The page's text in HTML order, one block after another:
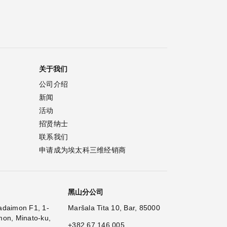
关于我们
公司介绍
新闻
活动
招贤纳士
联系我们
申请成为埃太科三维经销商
F1, 1-
Minato-ku,
黑山分公司
Maršala Tita 10, Bar, 85000
+382 67 146 005